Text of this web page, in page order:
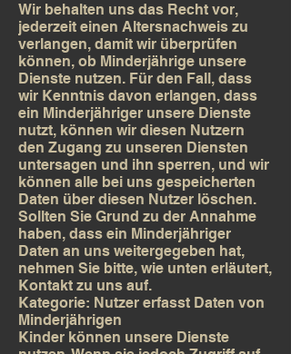
Wir behalten uns das Recht vor,
jederzeit einen Altersnachweis zu
verlangen, damit wir überprüfen
können, ob Minderjährige unsere
Dienste nutzen. Für den Fall, dass
wir Kenntnis davon erlangen, dass
ein Minderjähriger unsere Dienste
nutzt, können wir diesen Nutzern
den Zugang zu unseren Diensten
untersagen und ihn sperren, und wir
können alle bei uns gespeicherten
Daten über diesen Nutzer löschen.
Sollten Sie Grund zu der Annahme
haben, dass ein Minderjähriger
Daten an uns weitergegeben hat,
nehmen Sie bitte, wie unten erläutert,
Kontakt zu uns auf.
Kategorie: Nutzer erfasst Daten von
Minderjährigen
Kinder können unsere Dienste